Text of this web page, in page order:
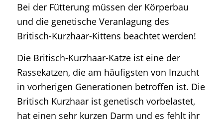
Bei der Fütterung müssen der Körperbau
und die genetische Veranlagung des
Britisch-Kurzhaar-Kittens beachtet werden!
Die Britisch-Kurzhaar-Katze ist eine der
Rassekatzen, die am häufigsten von Inzucht
in vorherigen Generationen betroffen ist. Die
Britisch Kurzhaar ist genetisch vorbelastet,
hat einen sehr kurzen Darm und es fehlt ihr